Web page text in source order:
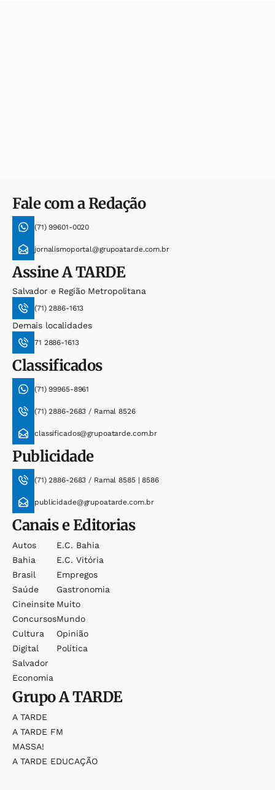
Fale com a Redação
(71) 99601-0020
jornalismoportal@grupoatarde.com.br
AssineA TARDE
Salvador e Região Metropolitana
(71) 2886-1613
Demais localidades
71 2886-1613
Classificados
(71) 99965-8961
(71) 2886-2683 / Ramal 8526
classificados@grupoatarde.com.br
Publicidade
(71) 2886-2683 / Ramal 8585 | 8586
publicidade@grupoatarde.com.br
Canais e Editorias
Autos
Bahia
Brasil
Saúde
Cineinsite
Concursos
Cultura
Digital
Salvador
Economia
E.c. Bahia
E.c. Vitória
Empregos
Gastronomia
Muito
Mundo
Opinião
Política
GrupoA TARDE
A TARDE
A TARDE FM
MASSA!
A TARDE EDUCAÇÃO